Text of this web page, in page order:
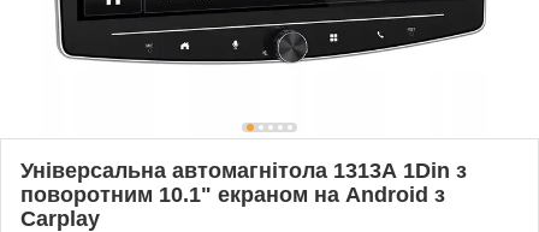
Універсальна автомагнітола 1313А 1Din з
поворотним 10.1" екраном на Android з
Carplay